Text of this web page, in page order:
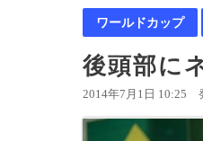
ワールドカップ
後頭部に
2014年7月1日 10:25